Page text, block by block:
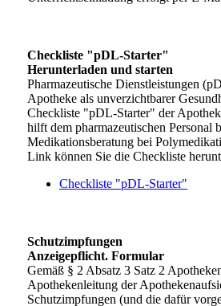
Checkliste "pDL-Starter"
Herunterladen und starten
Pharmazeutische Dienstleistungen
Apotheke als unverzichtbarer
Checkliste "pDL-Starter" der
hilft dem pharmazeutischen Personal
Medikationsberatung bei
Link können Sie die Checkliste
Checkliste "pDL-Starter"
Schutzimpfungen
Anzeigepflicht. Formular
Gemäß § 2 Absatz 3 Satz 2
Apothekenleitung der
Schutzimpfungen (und die dafür